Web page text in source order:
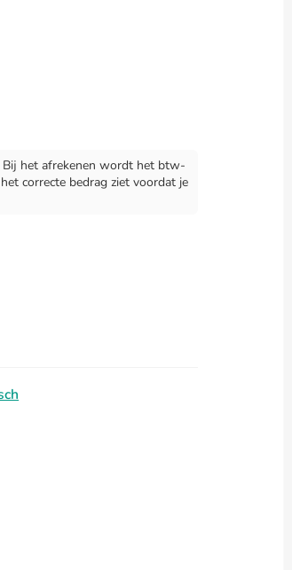
Bij het afrekenen wordt het btw-
correcte bedrag ziet voordat je